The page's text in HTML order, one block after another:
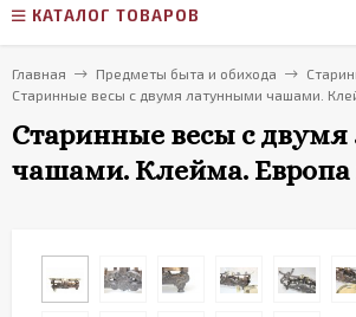
КАТАЛОГ ТОВАРОВ
Главная Предметы быта и обихода
Старинные весы с двумя латунными чашами.
Старинные весы с
чашами. Клейма. Европа